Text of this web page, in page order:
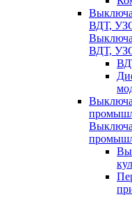
ВДТ,
ВДТ,